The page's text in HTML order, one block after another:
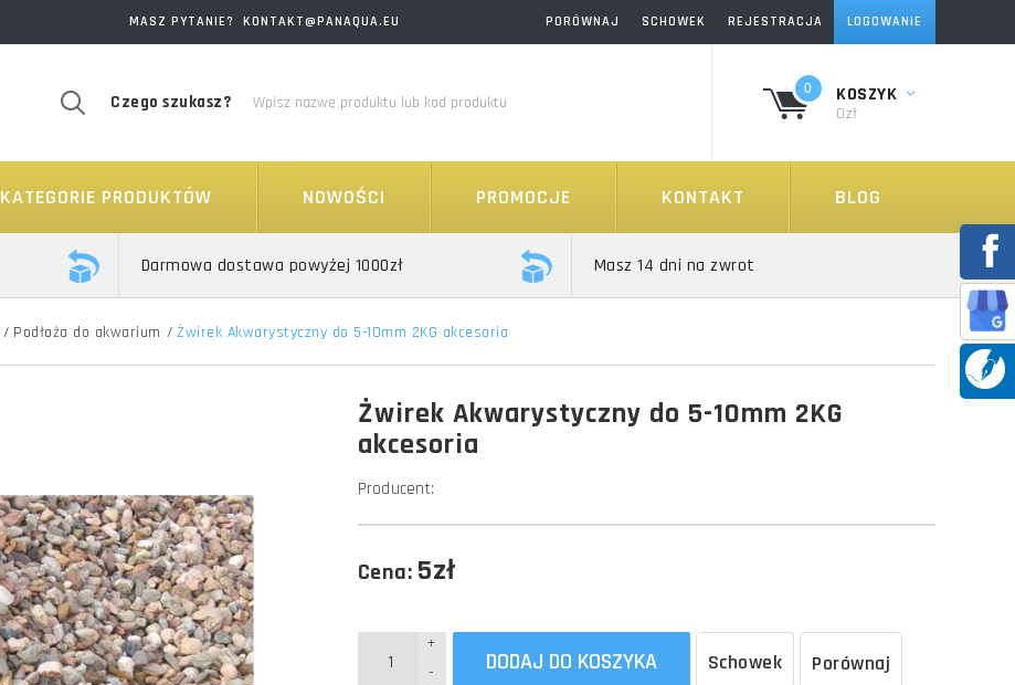
REJESTRACJA LOGOWANIE
SCHOWEK
PORÓWNAJ
MASZ PYTANIE? KONTAKT@PANAQUA.EU
0 KOSZYK
0zł
Czego szukasz?
KATEGORIE PRODUKTÓW NOWOŚCI PROMOCJE KONTAKT BLOG
Darmowa dostawa powyżej 1000zł Masz 14 dni na zwrot
/ Podłoża do akwarium / Żwirek Akwarystyczny do 5-10mm 2KG akcesoria
Żwirek Akwarystyczny do 5-10mm 2KG
akcesoria
Producent:
Cena: 5zł
-
+
DODAJ DO KOSZYKA Schowek Porównaj